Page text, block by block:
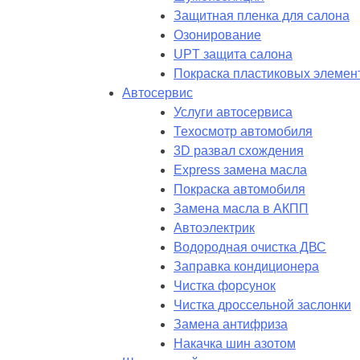
Защитная пленка для салона
Озонирование
UPT защита салона
Покраска пластиковых
Автосервис
Услуги автосервиса
Техосмотр автомобиля
3D развал схождения
Express замена масла
Покраска автомобиля
Замена масла в АКПП
Автоэлектрик
Водородная очистка ДВС
Заправка кондиционера
Чистка форсунок
Чистка дроссельной заслонки
Замена антифриза
Накачка шин азотом